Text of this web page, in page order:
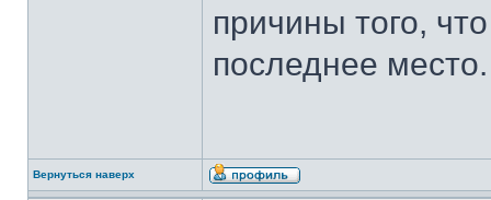
причины того,
последнее место.
Вернуться наверх